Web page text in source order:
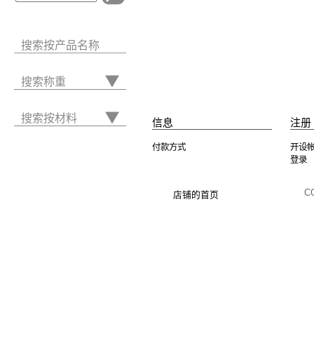
搜索按产品名称
搜索称重
搜索按材料 信息
付款方式
注册
开设
登录
店铺的首页